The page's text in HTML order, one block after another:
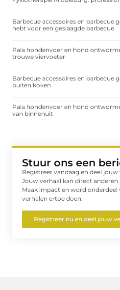
Barbecue accessoires en barbecue
hebt voor een geslaagde barbecue
Pala hondenvoer en hond
trouwe viervoeter
Barbecue accessoires en barbecue
buiten koken
Pala hondenvoer en hond
van binnenuit
Stuur ons een
Registreer vandaag en deel
Jouw verhaal kan direct
Maak impact en word
verhalen ertoe doen.
Registreer nu en deel jouw